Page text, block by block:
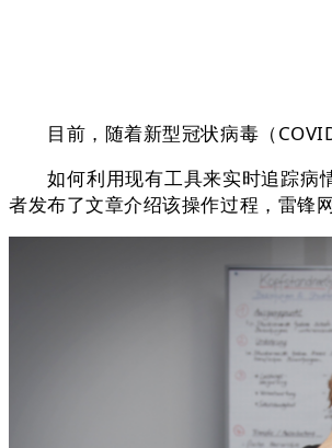
目前，随着新型冠状病毒（
如何利用现有工具来实时追踪病情
者发布了文章介绍该操作过程，雷锋